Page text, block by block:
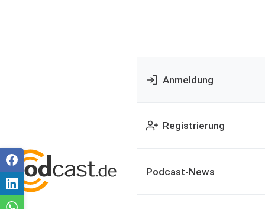
Anmeldung
Registrierung
Podcast-News